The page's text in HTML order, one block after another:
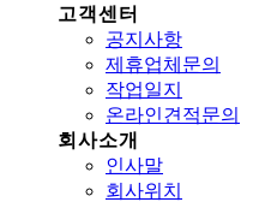
고객센터
공지사항
제휴업체문의
작업일지
온라인견적문의
회사소개
인사말
회사위치